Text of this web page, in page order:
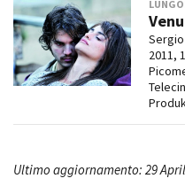
2011,
Ultimo aggiornamento: 29